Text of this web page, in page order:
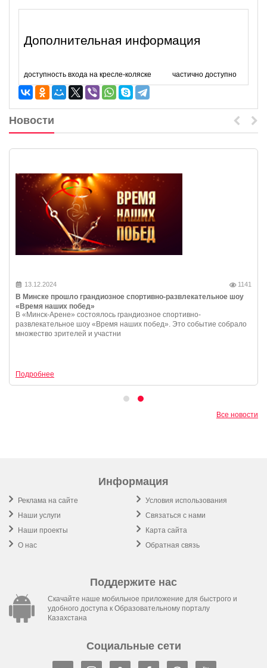
Дополнительная информация
доступность входа на кресле-коляске частично доступно
Новости
13.12.2024 1141
В Минске прошло грандиозное спортивно-развлекательное шоу
«Время наших побед»
В «Минск-Арене» состоялось грандиозное спортивно-
развлекательное шоу «Время наших побед». Это событие собрало
множество зрителей и участни
Подробнее
Все новости
Информация
Реклама на сайте
Наши услуги
Наши проекты
О нас
Условия использования
Связаться с нами
Карта сайта
Обратная связь
Поддержите нас
Скачайте наше мобильное приложение для быстрого и
удобного доступа к Образовательному порталу
Казахстана
Социальные сети